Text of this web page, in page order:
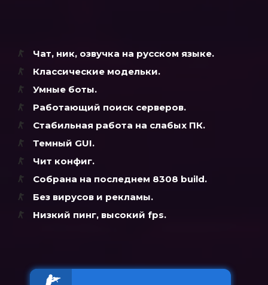
Чат, ник, озвучка на русском языке.
Классические модельки.
Умные боты.
Работающий поиск серверов.
Стабильная работа на слабых ПК.
Темный GUI.
Чит конфиг.
Собрана на последнем 8308 build.
Без вирусов и рекламы.
Низкий пинг, высокий fps.